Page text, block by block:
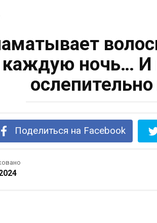
каждую ночь… И
Поделиться на Facebook